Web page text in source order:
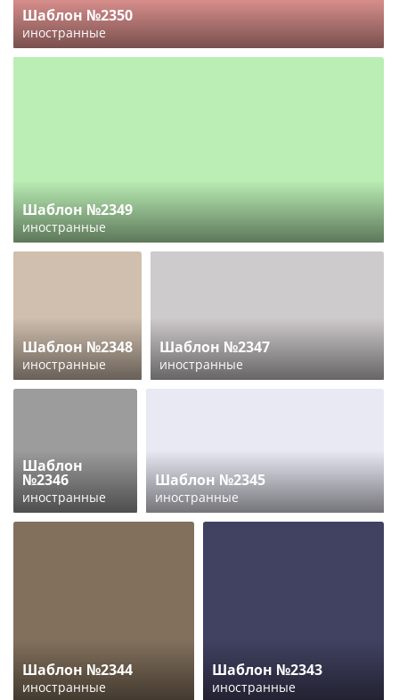
Шаблон №2350
иностранные
Шаблон №2349
иностранные
Шаблон №2348
иностранные
Шаблон №2347
иностранные
Шаблон
№2346
иностранные
Шаблон №2345
иностранные
Шаблон №2344
иностранные
Шаблон №2343
иностранные